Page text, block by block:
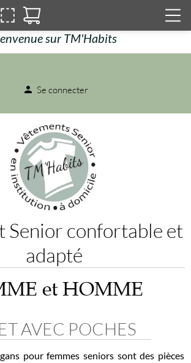
sur TM'Habits
person Se connecter
Senior confortable et
adapté
et HOMME
AVEC POCHES
pour femmes seniors sont des pièces